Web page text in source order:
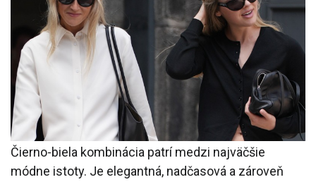
Čierno-biela kombinácia patrí medzi najväčšie
módne istoty. Je elegantná, nadčasová a zároveň